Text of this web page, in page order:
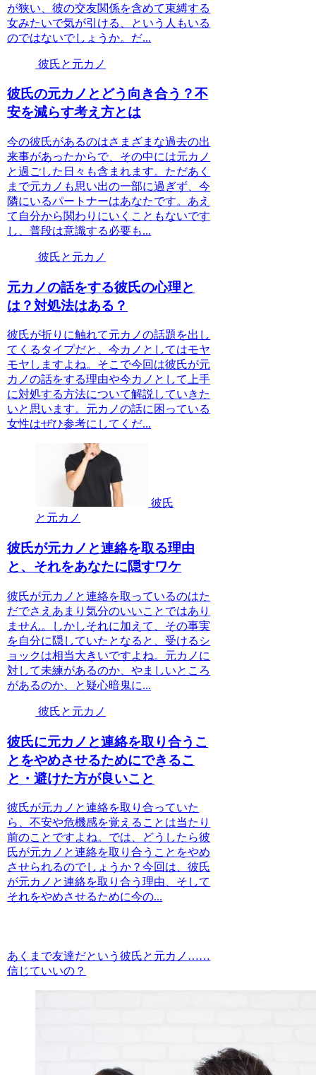
が狭い、彼の交友関係を含めて束縛する
女みたいで気が引ける、という人もいる
のではないでしょうか。だ...
彼氏と元カノ
彼氏の元カノとどう向き合う？不
安を減らす考え方とは
今の彼氏があるのはさまざまな過去の出
来事があったからで、その中には元カノ
と過ごした日々も含まれます。ただあく
まで元カノも思い出の一部に過ぎず、今
隣にいるパートナーはあなたです。あえ
て自分から関わりにいくこともないです
し、普段は意識する必要も...
彼氏と元カノ
元カノの話をする彼氏の心理と
は？対処法はある？
彼氏が折りに触れて元カノの話題を出し
てくるタイプだと、今カノとしてはモヤ
モヤしますよね。そこで今回は彼氏が元
カノの話をする理由や今カノとして上手
に対処する方法について解説していきた
いと思います。元カノの話に困っている
女性はぜひ参考にしてくだ...
彼氏
と元カノ
彼氏が元カノと連絡を取る理由
と、それをあなたに隠すワケ
彼氏が元カノと連絡を取っているのはた
だでさえあまり気分のいいことではあり
ません。しかしそれに加えて、その事実
を自分に隠していたとなると、受けるシ
ョックは相当大きいですよね。元カノに
対して未練があるのか、やましいところ
があるのか、と疑心暗鬼に...
彼氏と元カノ
彼氏に元カノと連絡を取り合うこ
とをやめさせるためにできるこ
と・避けた方が良いこと
彼氏が元カノと連絡を取り合っていた
ら、不安や危機感を覚えることは当たり
前のことですよね。では、どうしたら彼
氏が元カノと連絡を取り合うことをやめ
させられるのでしょうか？今回は、彼氏
が元カノと連絡を取り合う理由、そして
それをやめさせるために今の...
あくまで友達だという彼氏と元カノ……
信じていいの？